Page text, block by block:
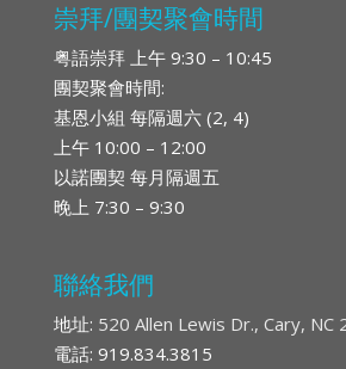
崇拜/團契聚會時間
粤語崇拜 上午 9:30 – 10:45
團契聚會時間:
基恩小組 每隔週六 (2, 4)
上午 10:00 – 12:00
以諾團契 每月隔週五
晚上 7:30 – 9:30
聯絡我們
地址: 520 Allen Lewis Dr., Cary, NC
電話: 919.834.3815